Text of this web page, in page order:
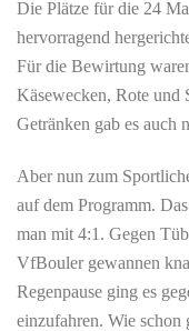
Die Plätze für die 24
hervorragend
Für die Bewirtung
Käsewecken, Rote und
Getränken gab es auch
Aber nun zum
auf dem Programm.
man mit 4:1. Gegen
VfBouler gewannen
Regenpause ging es
einzufahren. Wie schon